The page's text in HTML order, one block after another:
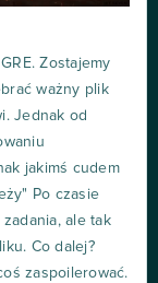
Zostajemy
ważny plik
Jednak od
jakimś cudem
Po czasie
ale tak
Co dalej?
zaspoilerować.